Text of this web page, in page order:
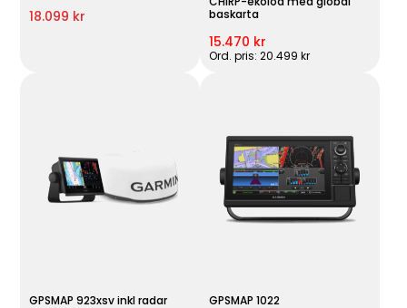
18.099 kr
baskarta
15.470 kr
Ord. pris: 20.499 kr
GPSMAP 923xsv inkl radar
GPSMAP 1022